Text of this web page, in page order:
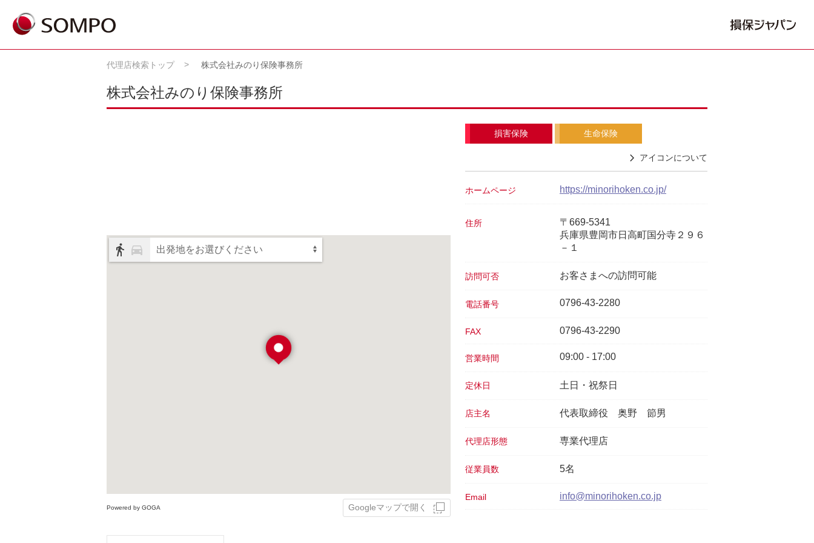
代理店検索トップ 株式会社みのり保険事務所
株式会社みのり保険事務所
損害保険 生命保険
アイコンについて
ホームページ https://minorihoken.co.jp/
住所
〒669-5341
兵庫県豊岡市日高町国分寺２９６
－１
訪問可否 お客さまへの訪問可能
電話番号 0796-43-2280
FAX 0796-43-2290
営業時間 09:00 - 17:00
定休日 土日・祝祭日
店主名 代表取締役 奥野 節男
代理店形態 専業代理店
従業員数 5名
Email info@minorihoken.co.jp
出発地をお選びください
Powered by GOGA Googleマップで開く